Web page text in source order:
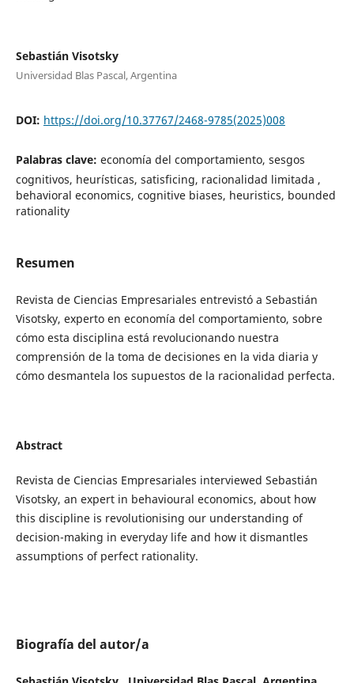
Sebastián Visotsky
Universidad Blas Pascal, Argentina
DOI: https://doi.org/10.37767/2468-9785(2025)008
Palabras clave: economía del comportamiento, sesgos
cognitivos, heurísticas, satisficing, racionalidad limitada ,
behavioral economics, cognitive biases, heuristics, bounded
rationality
Resumen
Revista de Ciencias Empresariales entrevistó a Sebastián
Visotsky, experto en economía del comportamiento, sobre
cómo esta disciplina está revolucionando nuestra
comprensión de la toma de decisiones en la vida diaria y
cómo desmantela los supuestos de la racionalidad perfecta.
Abstract
Revista de Ciencias Empresariales interviewed Sebastián
Visotsky, an expert in behavioural economics, about how
this discipline is revolutionising our understanding of
decision-making in everyday life and how it dismantles
assumptions of perfect rationality.
Biografía del autor/a